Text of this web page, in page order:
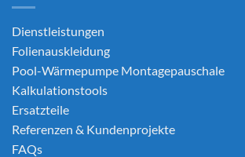
Dienstleistungen
Folienauskleidung
Pool-Wärmepumpe Montagepauschale
Kalkulationstools
Ersatzteile
Referenzen & Kundenprojekte
FAQs